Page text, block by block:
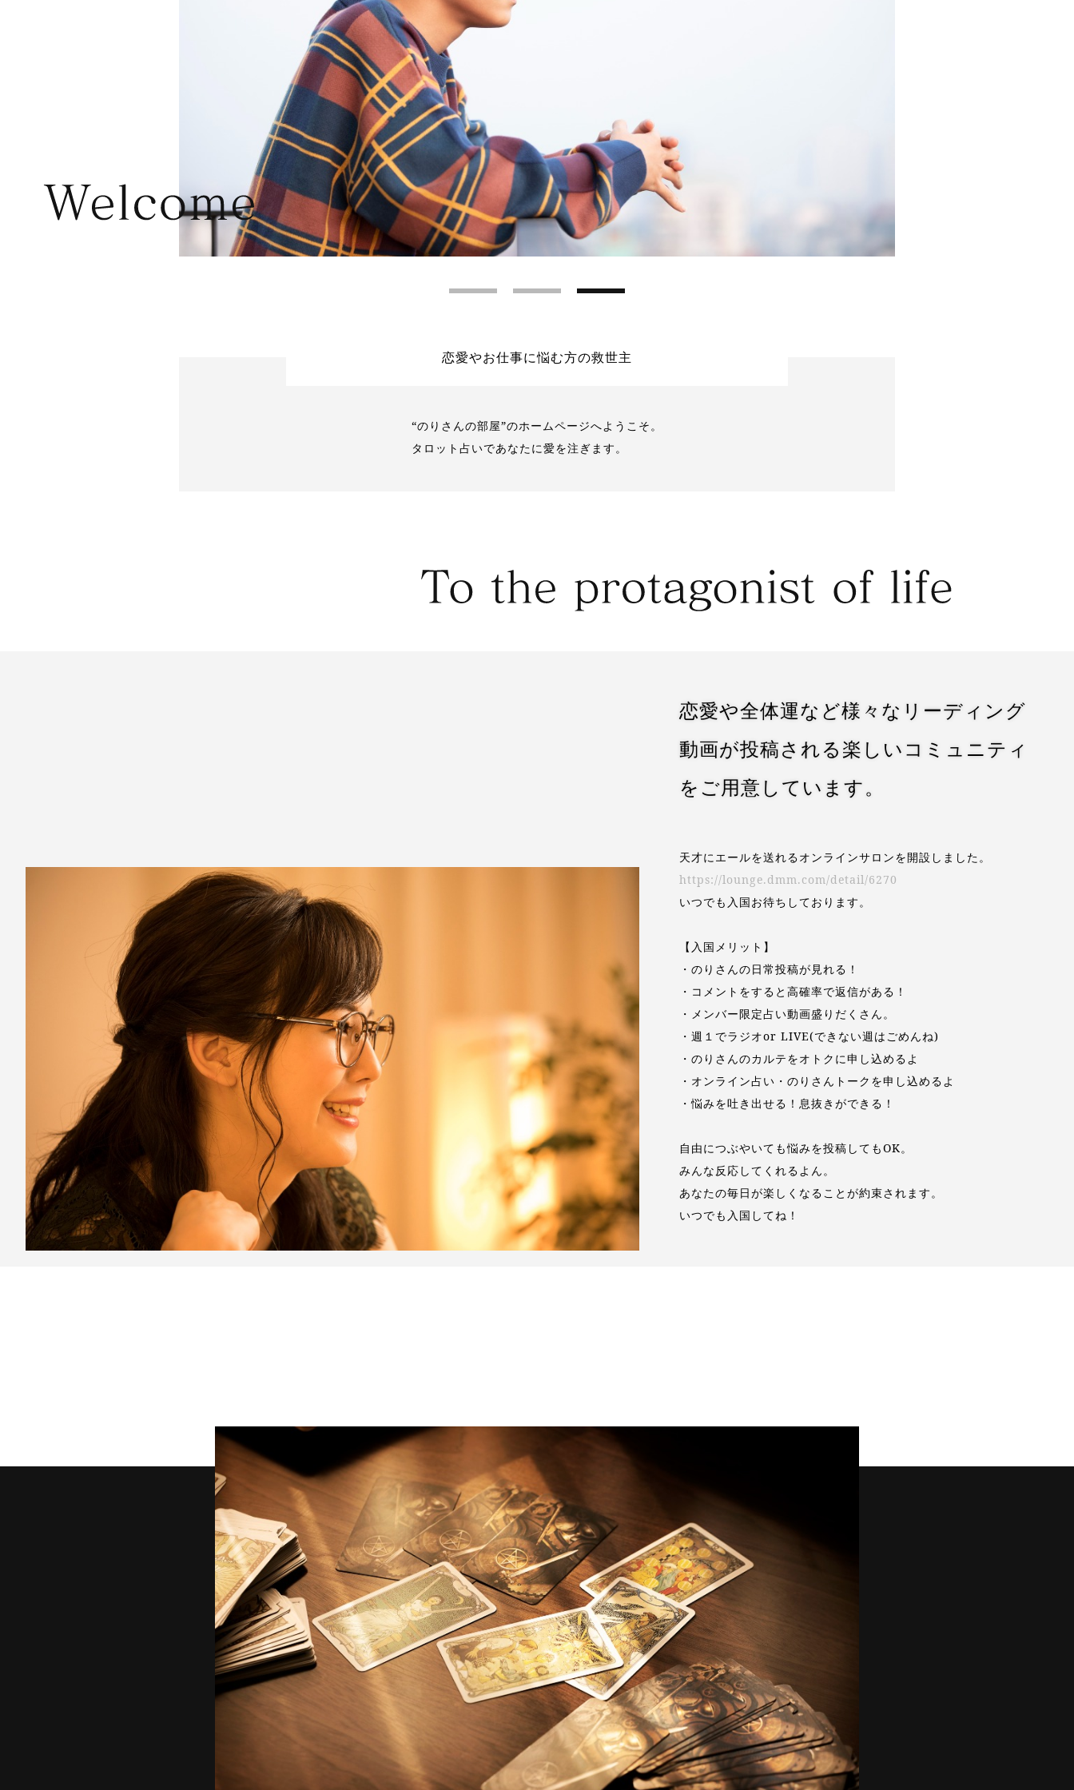
恋愛やお仕事に悩む方の救世主
“のりさんの部屋”のホームページへようこそ。
タロット占いであなたに愛を注ぎます。
恋愛や全体運など様々なリーディング
動画が投稿される楽しいコミュニティ
をご用意しています。
天才にエールを送れるオンラインサロンを開設しました。
https://lounge.dmm.com/detail/6270
いつでも入国お待ちしております。
【入国メリット】
・のりさんの日常投稿が見れる！
・コメントをすると高確率で返信がある！
・メンバー限定占い動画盛りだくさん。
・週１でラジオor LIVE(できない週はごめんね)
・のりさんのカルテをオトクに申し込めるよ
・オンライン占い・のりさんトークを申し込めるよ
・悩みを吐き出せる！息抜きができる！
自由につぶやいても悩みを投稿してもOK。
みんな反応してくれるよん。
あなたの毎日が楽しくなることが約束されます。
いつでも入国してね！